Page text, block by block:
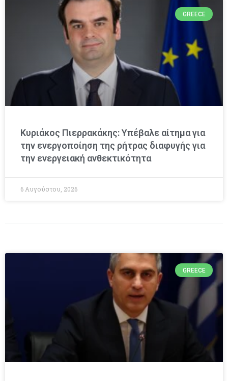
GREECE
Κυριάκος Πιερρακάκης: Υπέβαλε αίτημα για
την ενεργοποίηση της ρήτρας διαφυγής για
την ενεργειακή ανθεκτικότητα
6 Αυγούστου, 2026
GREECE